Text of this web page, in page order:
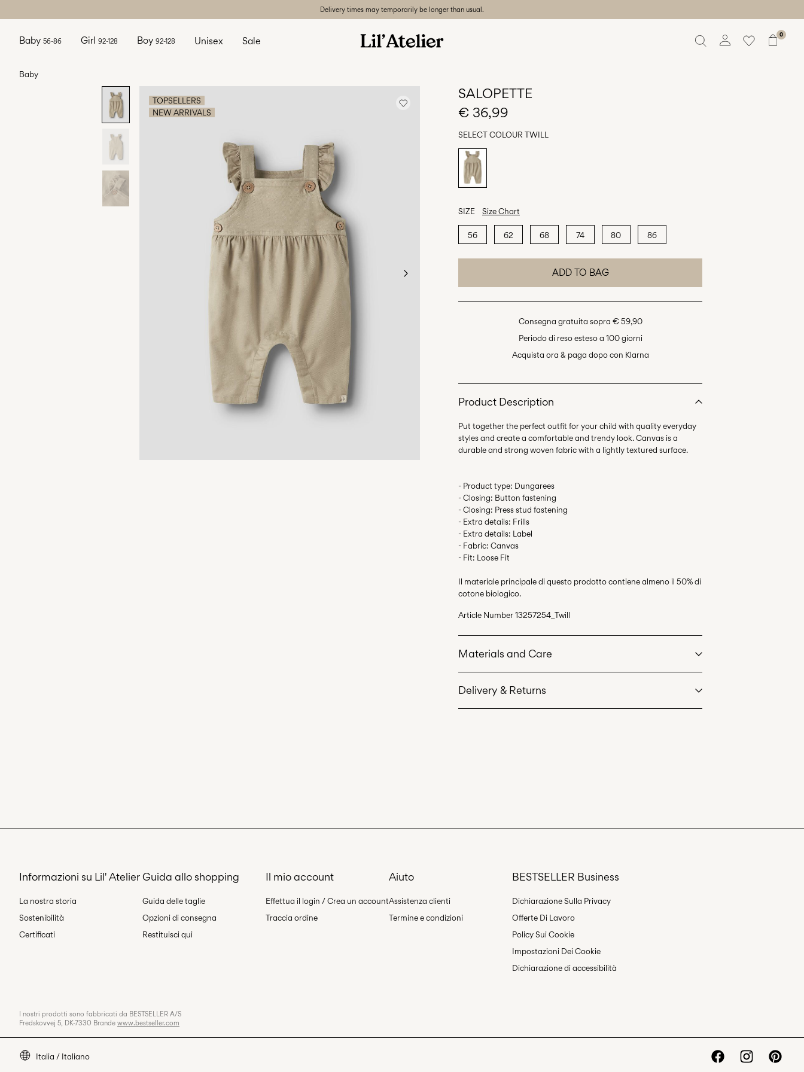
Delivery times may temporarily be longer than usual.
0
Baby 56-86 Girl 92-128 Boy 92-128 Unisex Sale
Baby
TOPSELLERS
NEW ARRIVALS
SALOPETTE
€ 36,99
SELECT COLOUR TWILL
SIZE Size Chart
56 62 68 74 80 86
ADD TO BAG
Consegna gratuita sopra € 59,90
Periodo di reso esteso a 100 giorni
Acquista ora & paga dopo con Klarna
Product Description
Put together the perfect outfit for your child with quality everyday
styles and create a comfortable and trendy look. Canvas is a
- Product type: Dungarees
- Closing: Button fastening
- Closing: Press stud fastening
- Extra details: Frills
- Extra details: Label
- Fabric: Canvas
- Fit: Loose Fit
Il materiale principale di questo prodotto contiene almeno il 50% di
cotone biologico.
Article Number13257254_Twill
Materials and Care
Delivery & Returns
Informazioni su Lil' Atelier
La nostra storia
Sostenibilità
Certificati
Guida allo shopping
Guida delle taglie
Opzioni di consegna
Restituisci qui
Il mio account
Effettua il login / Crea un account
Traccia ordine
Aiuto
Assistenza clienti
Termine e condizioni
BESTSELLER Business
Dichiarazione Sulla Privacy
Offerte Di Lavoro
Policy Sui Cookie
Impostazioni Dei Cookie
Dichiarazione di accessibilità
I nostri prodotti sono fabbricati da BESTSELLER A/S
Fredskovvej 5, DK-7330 Brande www.bestseller.com
Italia / Italiano